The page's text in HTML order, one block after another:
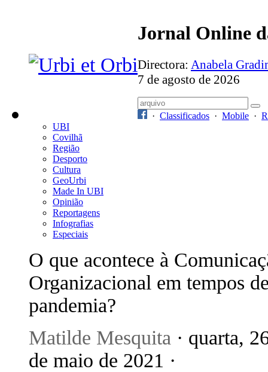
Jornal Online
Directora: Anabela
7 de agosto de 2026
· Classificados · Mobile ·
UBI
Covilhã
Região
Desporto
Cultura
GeoUrbi
Made In UBI
Opinião
Reportagens
Infografias
Especiais
O que acontece à
Organizacional em tempos
pandemia?
Matilde Mesquita · quarta,
de maio de 2021 ·